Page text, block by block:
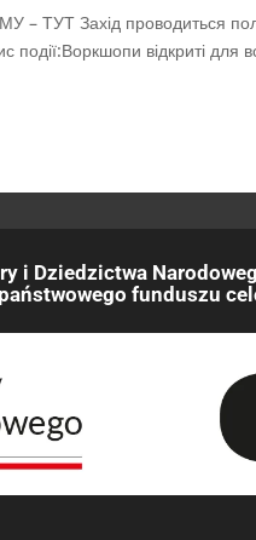
– ТУТ Захід проводиться
відкриті для
i Dziedzictwa
państwowego funduszu